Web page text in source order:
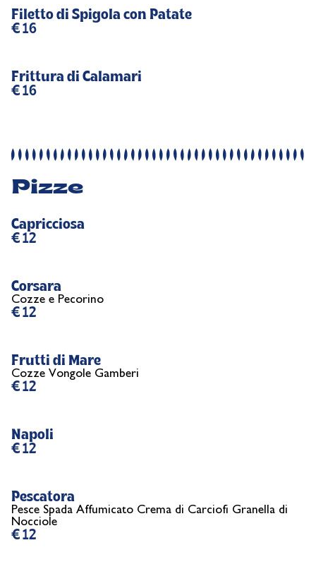
Filetto di Spigola con Patate
€ 16
Frittura di Calamari
€ 16
Pizze
Capricciosa
€ 12
Corsara
Cozze e Pecorino
€ 12
Frutti di Mare
Cozze Vongole Gamberi
€ 12
Napoli
€ 12
Pescatora
Pesce Spada Affumicato Crema di Carciofi Granella di
Nocciole
€ 12